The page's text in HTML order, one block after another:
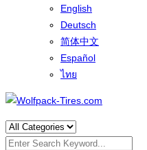
English
Deutsch
简体中文
Español
ไทย
Search